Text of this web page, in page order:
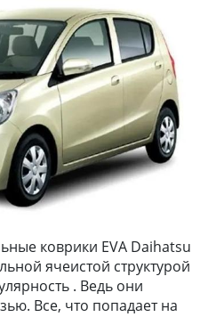
коврики EVA Daihatsu
ячеистой структурой
. Ведь они
Все, что попадает на